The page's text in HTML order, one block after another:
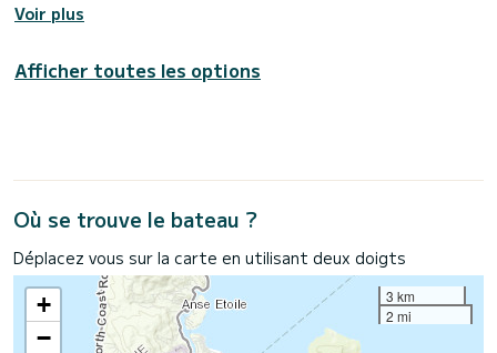
Voir plus
Afficher toutes les options
Où se trouve le bateau ?
Déplacez vous sur la carte en utilisant deux doigts
+
−
3 km
2 mi